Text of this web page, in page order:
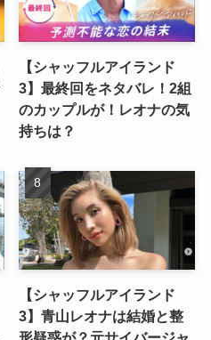
【シャッフルアイランド
3】最終回をネタバレ！2組
のカップルが！レオナの気
持ちは？
【シャッフルアイランド
3】青山レオナは結婚と整